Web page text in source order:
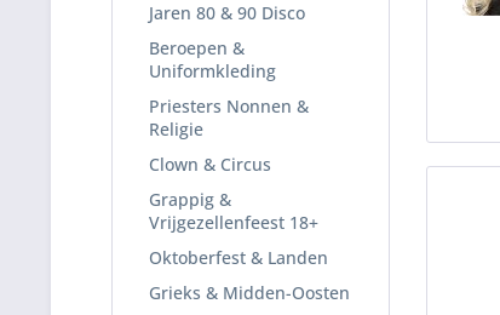
Jaren 80 & 90 Disco
Beroepen &
Uniformkleding
Priesters Nonnen &
Religie
Clown & Circus
Grappig &
Vrijgezellenfeest 18+
Oktoberfest & Landen
Grieks & Midden-Oosten